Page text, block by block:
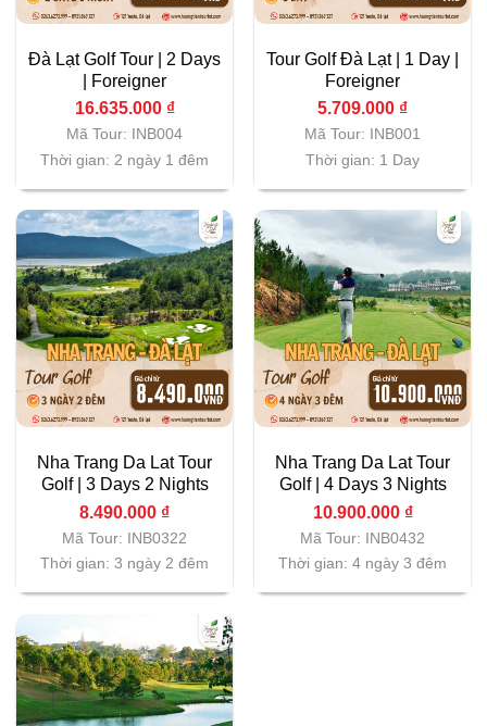
Đà Lạt Golf Tour | 2 Days
| Foreigner
16.635.000 ₫
Mã Tour: INB004
Thời gian: 2 ngày 1 đêm
Tour Golf Đà Lạt | 1 Day |
Foreigner
5.709.000 ₫
Mã Tour: INB001
Thời gian: 1 Day
Nha Trang Da Lat Tour
Golf | 3 Days 2 Nights
8.490.000 ₫
Mã Tour: INB0322
Thời gian: 3 ngày 2 đêm
Nha Trang Da Lat Tour
Golf | 4 Days 3 Nights
10.900.000 ₫
Mã Tour: INB0432
Thời gian: 4 ngày 3 đêm